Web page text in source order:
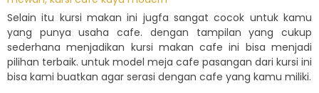
Selain itu kursi makan ini jugfa sangat cocok untuk kamu
yang punya usaha cafe. dengan tampilan yang cukup
sederhana menjadikan kursi makan cafe ini bisa menjadi
pilihan terbaik. untuk model meja cafe pasangan dari kursi ini
bisa kami buatkan agar serasi dengan cafe yang kamu miliki.